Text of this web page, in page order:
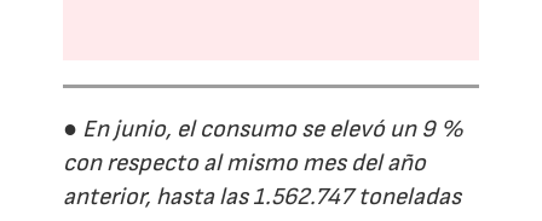
● En junio, el consumo se elevó un 9 %
con respecto al mismo mes del año
anterior, hasta las 1.562.747 toneladas